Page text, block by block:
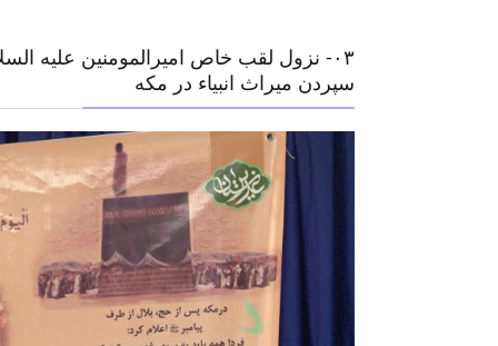
۰٣- نزول لقب خاص امیرالمومنین علیه
سپردن میراث انبیاء در مکه